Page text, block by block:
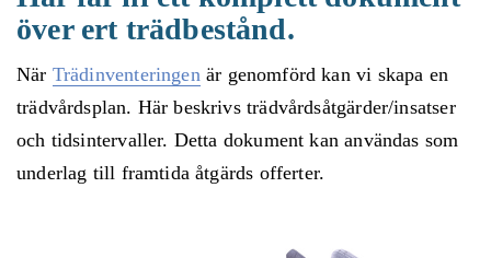
över ert trädbestånd.
När Trädinventeringenär genomförd kan vi skapa en
trädvårdsplan. Här beskrivs trädvårdsåtgärder/insatser
och tidsintervaller. Detta dokument kan användas som
underlag till framtida åtgärds offerter.